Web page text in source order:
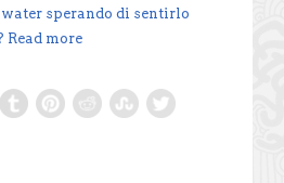
sperando di sentirlo
Read more